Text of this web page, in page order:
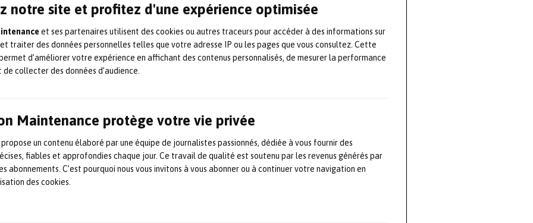
notre site et profitez d'une expérience optimisée
et ses partenaires utilisent des cookies ou autres traceurs pour accéder à des informations sur
traiter des données personnelles telles que votre adresse IP ou les pages que vous consultez. Cette
d’améliorer votre expérience en affichant des contenus personnalisés, de mesurer la performance
collecter des données d’audience.
Maintenance protège votre vie privée
un contenu élaboré par une équipe de journalistes passionnés, dédiée à vous fournir des
fiables et approfondies chaque jour. Ce travail de qualité est soutenu par les revenus générés par
abonnements. C’est pourquoi nous vous invitons à vous abonner ou à continuer votre navigation en
des cookies.
notre filiale Nüsam est un acte stratégique fort : nous souhaitons
à l’international les solutions qui ont fait leur preuve sur
, a déclaré Emeric Burin des Roziers, directeur général
de leurs enjeux énergétiques, les Émirats Arabes Unis en
la protection de l’homme, de
et des installations industrielles
Cerap Prévention accompagne depuis plus de trente ans les